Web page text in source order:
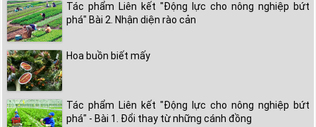
Tác phẩm Liên kết "Động lực cho nông nghiệp bứt
phá" Bài 2. Nhận diện rào cản
Hoa buồn biết mấy
Tác phẩm Liên kết "Động lực cho nông nghiệp bứt
phá" - Bài 1. Đổi thay từ những cánh đồng